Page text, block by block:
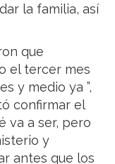
la familia, así
que
el tercer mes
y medio ya ”,
confirmar el
va a ser, pero
y
antes que los